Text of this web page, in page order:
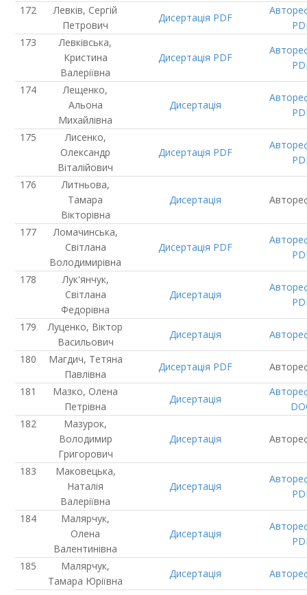
Левків, Сергій
Петрович
Дисертація PDF
Левківська,
Кристина
Валеріївна
Дисертація PDF
Лещенко,
Альона
Михайлівна
Дисертація
Лисенко,
Олександр
Віталійович
Дисертація PDF
Литньова,
Тамара
Вікторівна
Дисертація
Ломачинська,
Світлана
Володимирівна
Дисертація PDF
Лук'янчук,
Світлана
Федорівна
Дисертація
Луценко, Віктор
Васильович
Дисертація
Магдич, Тетяна
Павлівна
Дисертація PDF
Мазко, Олена
Петрівна
Дисертація
Мазурок,
Володимир
Григорович
Дисертація
Маковецька,
Наталія
Валеріївна
Дисертація
Малярчук,
Олена
Валентинівна
Дисертація
Малярчук,
Тамара Юріївна
Дисертація